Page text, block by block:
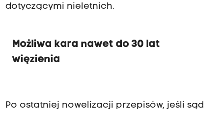
dotyczącymi nieletnich.
Możliwa kara nawet do 30 lat
więzienia
Po ostatniej nowelizacji przepisów, jeśli sąd